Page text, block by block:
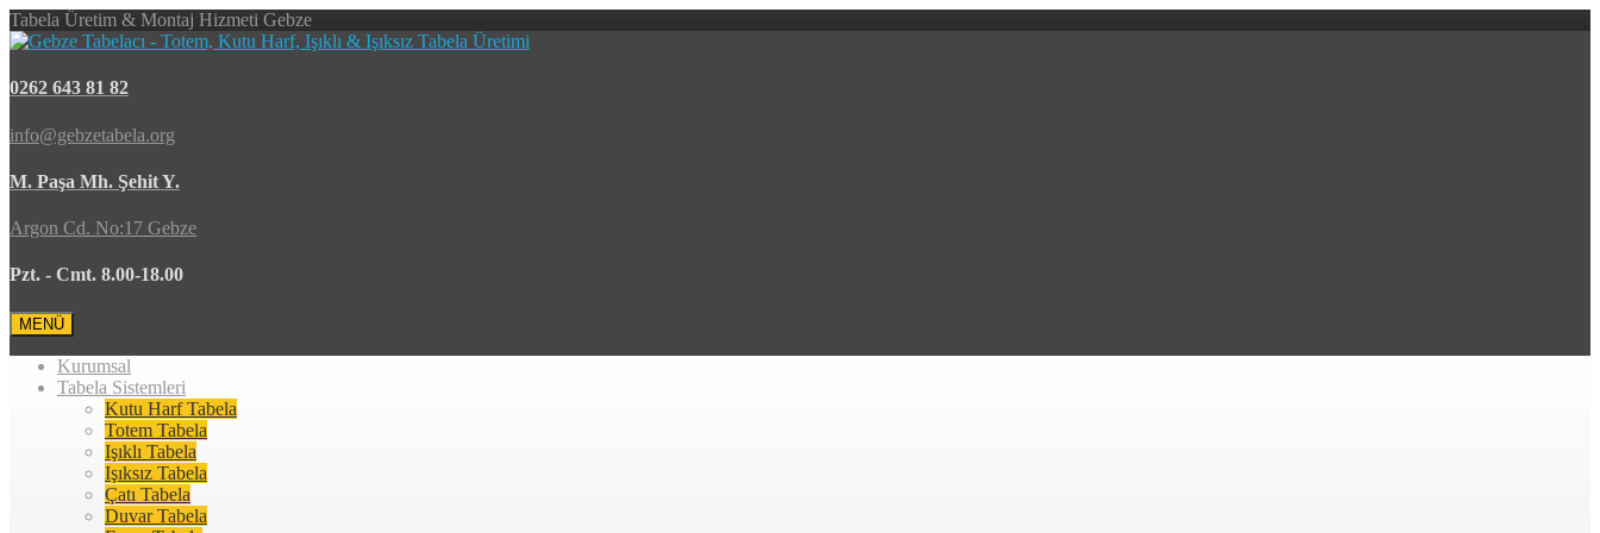
Tabela Üretim & Montaj Hizmeti Gebze
0262 643 81 82
info@gebzetabela.org
M. Paşa Mh. Şehit Y.
Argon Cd. No:17 Gebze
Pzt. - Cmt. 8.00-18.00
MENÜ
Kurumsal
Tabela Sistemleri
Kutu Harf Tabela
Totem Tabela
Işıklı Tabela
Işıksız Tabela
Çatı Tabela
Duvar Tabela